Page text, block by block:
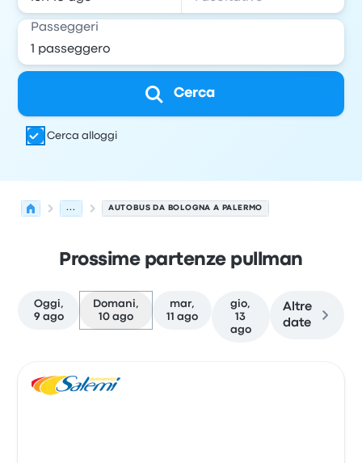
Passeggeri
Cerca
Cerca alloggi
... AUTOBUS DA BOLOGNA A PALERMO
Prossime partenze pullman
Oggi,
9 ago
Domani,
10 ago
mar,
11 ago
gio,
13
ago
Altre
date